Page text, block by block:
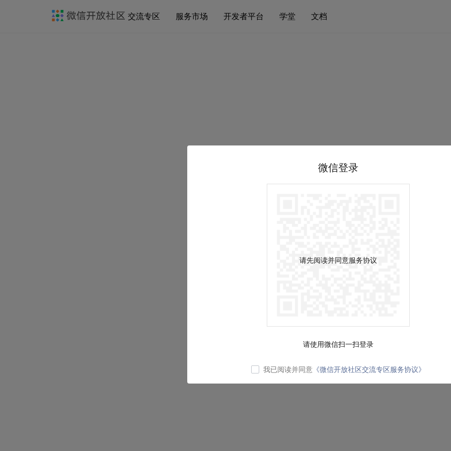
交流专区 服务市场 开发者平台 学堂 文档
微信登录
请先阅读并同意服务协议
请使用微信扫一扫登录
我已阅读并同意 《微信开放社区交流专区服务协议》